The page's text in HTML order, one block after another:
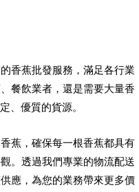
香蕉批發服務，滿足各行業
餐飲業者，還是需要大量香
、優質的貨源。
蕉，確保每一根香蕉都具有
。透過我們專業的物流配送
應，為您的業務帶來更多價